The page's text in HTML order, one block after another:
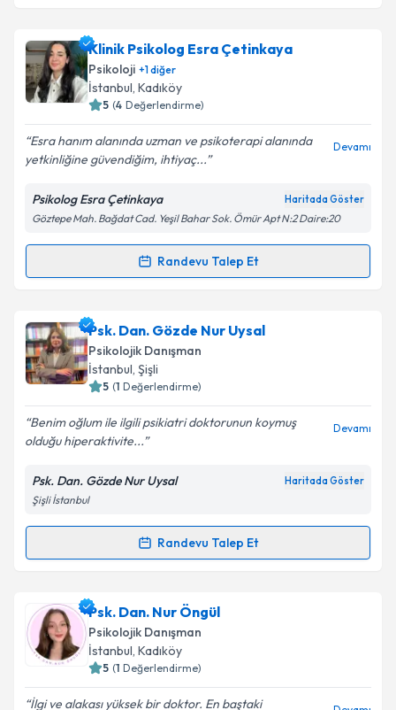
Psk. Dan. Ayşegül Aydemir için randevu takvimi
talebi oluşturun. Size bu uzmandan randevu almanız
için bir takvim hazırlandığında e-posta ile
bilgilendireceğiz.
E-posta Adresiniz
Kişisel verilerimin işlenmesine ilişkinAydınlatma
Metni'ni okudum ve kişisel verilerimin belirtilen
kapsamda işlenmesini kabul ediyorum.
Klinik Psikolog Esra Çetinkaya
Psikoloji +1diğer
İstanbul, Kadıköy
5 (4 Değerlendirme)
Esra hanım alanında uzman ve psikoterapi alanında
yetkinliğine güvendiğim, ihtiyaç...
Devamı
Psikolog Esra Çetinkaya Haritada Göster
Göztepe Mah. Bağdat Cad. Yeşil Bahar Sok. Ömür Apt N:2 Daire:20
Randevu Talep Et
Randevu Takvimi Talebi
Klinik Psikolog Esra Çetinkayaiçin randevu takvimi
talebi oluşturun. Size bu uzmandan randevu almanız
için bir takvim hazırlandığında e-posta ile
bilgilendireceğiz.
E-posta Adresiniz
Kişisel verilerimin işlenmesine ilişkin
Metni'ni okudum ve kişisel verilerimin belirtilen
kapsamda işlenmesini kabul ediyorum.
Psk. Dan. Gözde Nur Uysal
Psikolojik Danışman
İstanbul, Şişli
5 (1 Değerlendirme)
Benim oğlum ile ilgili psikiatri doktorunun koymuş
olduğu hiperaktivite...
Devamı
Psk. Dan. Gözde Nur Uysal Haritada Göster
Şişli İstanbul
Randevu Talep Et
Randevu Takvimi Talebi
Psk. Dan. Gözde Nur Uysal
talebi oluşturun. Size bu uzmandan randevu almanız
için bir takvim hazırlandığında e-posta ile
bilgilendireceğiz.
E-posta Adresiniz
Psk. Dan. Nur Öngül
Psikolojik Danışman
İstanbul, Kadıköy
5 (1 Değerlendirme)
İlgi ve alakası yüksek bir doktor. En baştaki